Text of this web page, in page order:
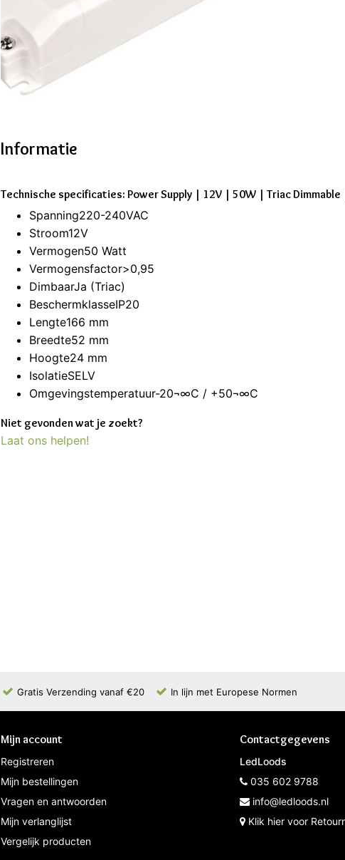
Informatie
Technische specificaties: Power Supply | 12V | 50W | Triac
Spanning220-240VAC
Stroom12V
Vermogen50 Watt
Vermogensfactor>0,95
DimbaarJa (Triac)
BeschermklasseIP20
Lengte166 mm
Breedte52 mm
Hoogte24 mm
IsolatieSELV
Omgevingstemperatuur-20¬∞C / +50¬∞C
Niet gevonden wat je zoekt?
Laat ons helpen!
Gratis Verzending vanaf €20 In lijn met Europese Normen
Mijn account
Registreren
Mijn bestellingen
Vragen en antwoorden
Mijn verlanglijst
Vergelijk producten
Contactgegevens
LedLoods
035 602 9788
info@ledloods.nl
Klik hier voor